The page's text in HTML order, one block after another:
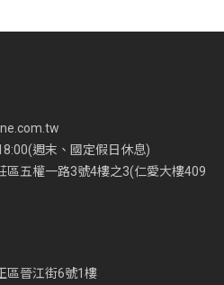
週末、國定假日休息)
區五權一路3號4樓之3(仁愛大樓409
區晉江街6號1樓